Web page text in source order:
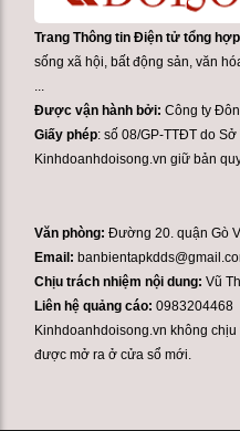
Trang Thông tin Điện tử tổng hợp
sống xã hội, bất động sản, văn
Được vận hành bởi:Công ty
Giấy phép: số 08/GP-TTĐT do
Kinhdoanhdoisong.vn giữ bản
Văn phòng:Đường 20. quận Gò
Email:
Chịu trách nhiệm nội dung: Vũ
Liên hệ quảng cáo:0983204468
Kinhdoanhdoisong.vn không
được mở ra ở cửa sổ mới.